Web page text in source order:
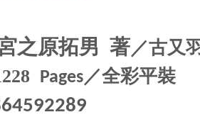
之原拓男 著／古
Pages／全彩平裝